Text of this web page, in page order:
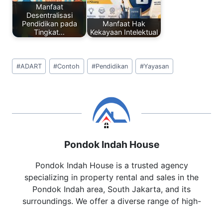
Manfaat
Desentralisasi
Pendidikan pada
Tingkat…
Manfaat Hak
Kekayaan Intelektual
Post
Tags:
#ADART #Contoh #Pendidikan #Yayasan
Pondok Indah House
Pondok Indah House is a trusted agency
specializing in property rental and sales in the
Pondok Indah area, South Jakarta, and its
surroundings. We offer a diverse range of high-